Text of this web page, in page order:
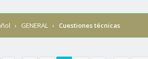
› GENERAL › Cuestiones técnicas